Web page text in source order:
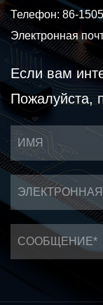
Телефон: 86-
Электронная
Если вам
Пожалуйста,